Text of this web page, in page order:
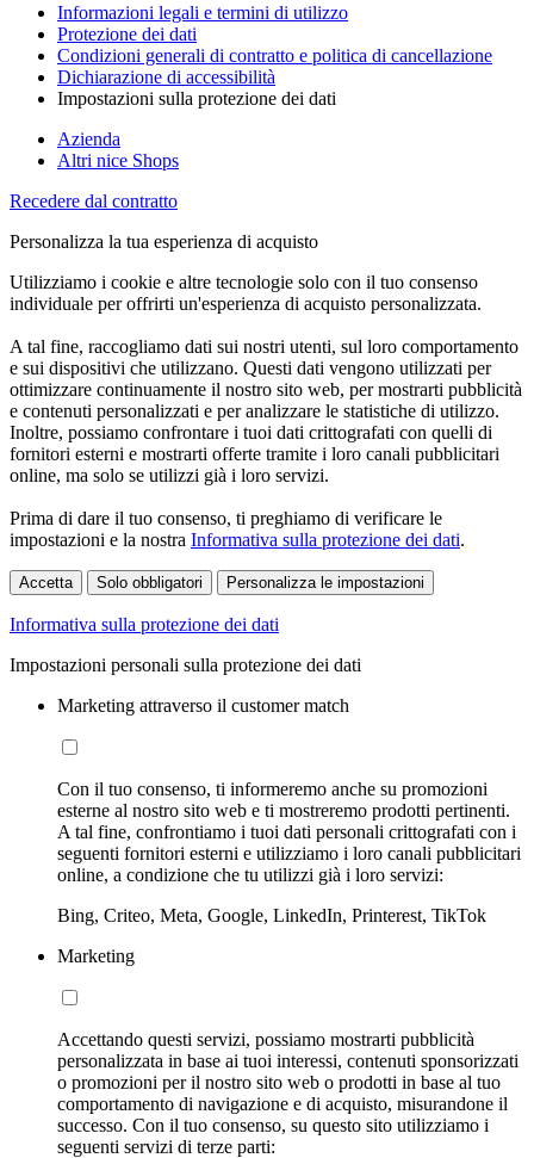
Informazioni legali e termini di utilizzo
Protezione dei dati
Condizioni generali di contratto e politica di cancellazione
Dichiarazione di accessibilità
Impostazioni sulla protezione dei dati
Azienda
Altri nice Shops
Recedere dal contratto
Personalizza la tua esperienza di acquisto
Utilizziamo i cookie e altre tecnologie solo con il tuo consenso
individuale per offrirti un'esperienza di acquisto personalizzata.
A tal fine, raccogliamo dati sui nostri utenti, sul loro comportamento
e sui dispositivi che utilizzano. Questi dati vengono utilizzati per
ottimizzare continuamente il nostro sito web, per mostrarti pubblicità
e contenuti personalizzati e per analizzare le statistiche di utilizzo.
Inoltre, possiamo confrontare i tuoi dati crittografati con quelli di
fornitori esterni e mostrarti offerte tramite i loro canali pubblicitari
online, ma solo se utilizzi già i loro servizi.
Prima di dare il tuo consenso, ti preghiamo di verificare le
impostazioni e la nostra Informativa sulla protezione dei dati.
Accetta Solo obbligatori Personalizza le impostazioni
Informativa sulla protezione dei dati
Impostazioni personali sulla protezione dei dati
Marketing attraverso il customer match
Con il tuo consenso, ti informeremo anche su promozioni
esterne al nostro sito web e ti mostreremo prodotti pertinenti.
A tal fine, confrontiamo i tuoi dati personali crittografati con i
seguenti fornitori esterni e utilizziamo i loro canali pubblicitari
online, a condizione che tu utilizzi già i loro servizi:
Bing, Criteo, Meta, Google, LinkedIn, Printerest, TikTok
Marketing
Accettando questi servizi, possiamo mostrarti pubblicità
personalizzata in base ai tuoi interessi, contenuti sponsorizzati
o promozioni per il nostro sito web o prodotti in base al tuo
comportamento di navigazione e di acquisto, misurandone il
successo. Con il tuo consenso, su questo sito utilizziamo i
seguenti servizi di terze parti: